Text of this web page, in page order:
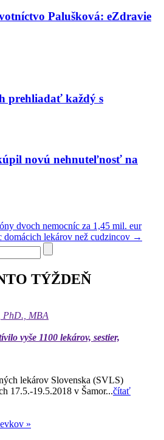
Palušková: eZdravie
prehliadať každý s
novú nehnuteľnosť na
dvoch nemocníc za 1,45 mil. eur
lekárov než cudzincov →
TÝŽDEŇ
PhD., MBA
vyše 1100 lekárov, sestier,
lekárov Slovenska (SVLS)
17.5.-19.5.2018 v Šamor...čítať
»